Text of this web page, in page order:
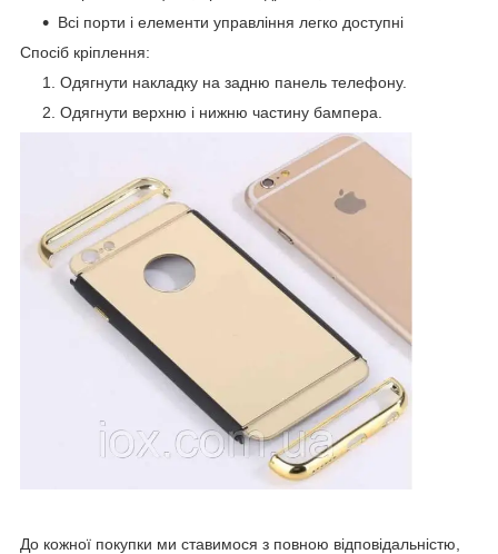
Всі порти і елементи управління легко доступні
Спосіб кріплення:
Одягнути накладку на задню панель телефону.
Одягнути верхню і нижню частину бампера.
До кожної покупки ми ставимося з повною відповідальністю,